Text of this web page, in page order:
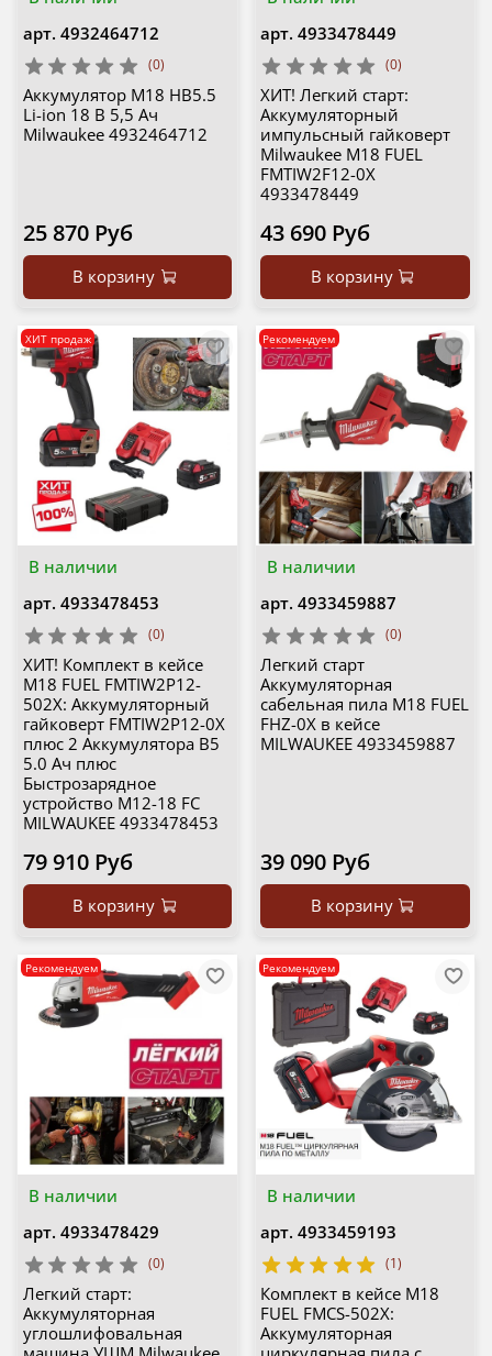
арт. 4932464712
(0)
Аккумулятор M18 HB5.5
Li-ion 18 В 5,5 Ач
Milwaukee 4932464712
25 870 Руб
В корзину
арт. 4933478449
(0)
ХИТ! Легкий старт:
Аккумуляторный
импульсный гайковерт
Milwaukee M18 FUEL
FMTIW2F12-0X
4933478449
43 690 Руб
В корзину
В наличии
ХИТ продаж
арт. 4933478453
(0)
ХИТ! Комплект в кейсе
M18 FUEL FMTIW2P12-
502X: Аккумуляторный
гайковерт FMTIW2P12-0X
плюс 2 Аккумулятора B5
5.0 Ач плюс
Быстрозарядное
устройство M12-18 FC
MILWAUKEE 4933478453
79 910 Руб
В корзину
В наличии
Рекомендуем
арт. 4933459887
(0)
Легкий старт
Аккумуляторная
сабельная пила M18 FUEL
FHZ-0X в кейсе
MILWAUKEE 4933459887
39 090 Руб
В корзину
В наличии
Рекомендуем
арт. 4933478429
(0)
Легкий старт:
Аккумуляторная
углошлифовальная
В наличии
Рекомендуем
арт. 4933459193
(1)
Комплект в кейсе M18
FUEL FMCS-502X:
Аккумуляторная